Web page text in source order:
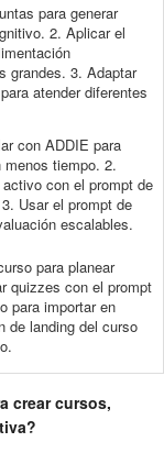
para generar
2. Aplicar el
grandes. 3. Adaptar
atender diferentes
con ADDIE para
tiempo. 2.
con el prompt de
Usar el prompt de
escalables.
para planear
quizzes con el prompt
para importar en
de landing del curso
crear cursos,